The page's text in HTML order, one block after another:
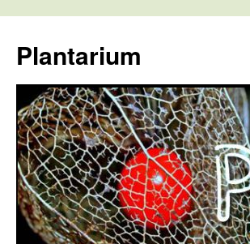
tartalomba
Plantarium